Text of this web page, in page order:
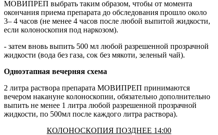
МОВИПРЕП выбрать таким образом, чтобы от момента
окончания приема препарата до обследования прошло около
3– 4 часов (не менее 4 часов после любой выпитой жидкости,
если колоноскопия под наркозом).
- затем вновь выпить 500 мл любой разрешенной прозрачной
жидкости (вода без газа, сок без мякоти, зеленый чай).
Одноэтапная вечерняя схема
2 литра раствора препарата МОВИПРЕП принимаются
вечером накануне колоноскопии, обязательно дополнительно
выпить не менее 1 литра любой разрешенной прозрачной
жидкости, по 500мл после каждого литра раствора).
КОЛОНОСКОПИЯ ПОЗДНЕЕ 14:00